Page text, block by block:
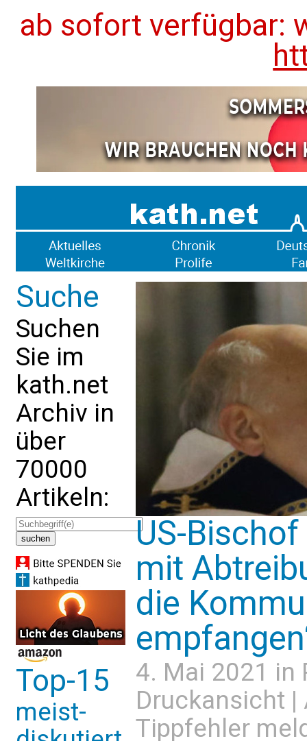
ab sofort verfügbar:
Suche
Suchen
Sie im
kath.net
Archiv in
über
70000
Artikeln:
Top-15
meist-
US-
mit
die
4. Mai 2021 in
Druckansicht |
Tippfehler